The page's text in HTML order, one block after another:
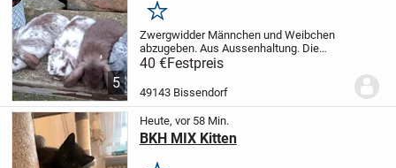
5
Merken
Zwergwidder Männchen und Weibchen
abzugeben. Aus Aussenhaltung. Die
letzten beiden Bilder sind Weibchen das
andere die Männchen.
einfach meldenPreis pro Tier
40 €Festpreis
49143 Bissendorf
Heute, vor 58 Min.
BKH MIX Kitten